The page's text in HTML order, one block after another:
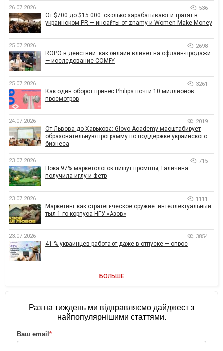
26.07.2026 536
От $700 до $15 000: сколько зарабатывают и тратят в
украинском PR — инсайты от znamy и Women Make Money
25.07.2026 2698
ROPO в действии: как онлайн влияет на офлайн-продажи
— исследование COMFY
25.07.2026 3261
Как один оборот принес Philips почти 10 миллионов
просмотров
24.07.2026 2019
От Львова до Харькова: Glovo Academy масштабирует
образовательную программу по поддержке украинского
бизнеса
23.07.2026 715
Пока 97% маркетологов пишут промпты, Галичина
получила иглу и фетр
23.07.2026 1111
Маркетинг как стратегическое оружие: интеллектуальный
тыл 1-го корпуса НГУ «Азов»
23.07.2026 3854
41 % украинцев работают даже в отпуске — опрос
БОЛЬШЕ
Раз на тиждень ми відправляємо дайджест з
найпопулярнішими статтями.
Ваш email *